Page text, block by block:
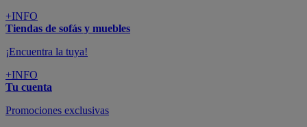
+INFO
Tiendas de sofás y muebles
¡Encuentra la tuya!
+INFO
Tu cuenta
Promociones exclusivas